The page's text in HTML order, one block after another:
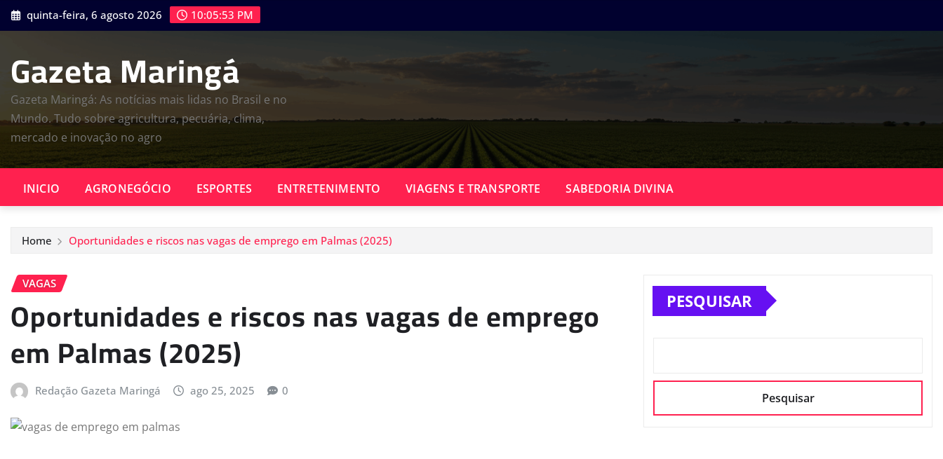
Skip
to
quinta-feira, 6 agosto 2026 10:05:54 PM
Gazeta Maringá
Gazeta Maringá: As notícias mais lidas no Brasil e no
Mundo. Tudo sobre agricultura, pecuária, clima,
mercado e inovação no agro
INICIO AGRONEGÓCIO ESPORTES ENTRETENIMENTO VIAGENS E TRANSPORTE SABEDORIA DIVINA
Home Oportunidades e riscos nas vagas de emprego em Palmas (2025)
VAGAS
Oportunidades e riscos nas vagas de emprego
em Palmas (2025)
Redação Gazeta Maringá ago 25, 2025 0
PESQUISAR
Pesquisar